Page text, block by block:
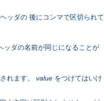
ッダの 後にコンマで区切られて
ッダの名前が同じになることが
れます。 value をつけてはいけ